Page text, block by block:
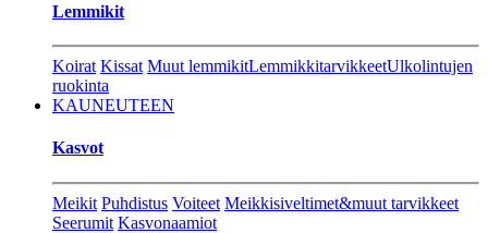
Lemmikit
Koirat Kissat Muut lemmikitLemmikkitarvikkeetUlkolintujen
ruokinta
KAUNEUTEEN
Kasvot
Meikit Puhdistus Voiteet Meikkisiveltimet&muut tarvikkeet
Seerumit Kasvonaamiot